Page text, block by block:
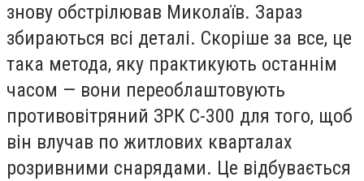
знову обстрілював Миколаїв. Зараз
збираються всі деталі. Скоріше за все, це
така метода, яку практикують останнім
часом — вони переоблаштовують
противовітряний ЗРК С-300 для того, щоб
він влучав по житлових кварталах
розривними снарядами. Це відбувається